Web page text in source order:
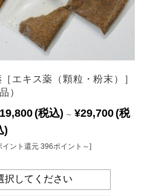
エキス薬（顆粒・粉末）］
）
(税込) ～ ¥29,700(税
)
イント還元 396ポイント～]